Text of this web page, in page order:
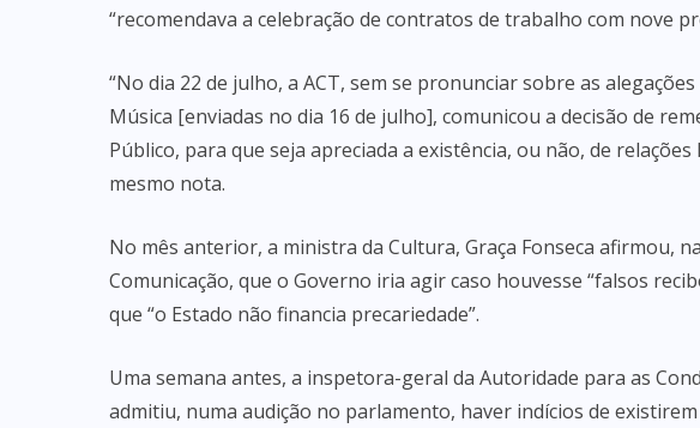
“recomendava a celebração de contratos de trabalho com nove
“No dia 22 de julho, a ACT, sem se pronunciar sobre as
Música [enviadas no dia 16 de julho], comunicou a decisão de
Público, para que seja apreciada a existência, ou não, de
mesmo nota.
No mês anterior, a ministra da Cultura, Graça Fonseca afirmou,
Comunicação, que o Governo iria agir caso houvesse “falsos
que “o Estado não financia precariedade”.
Uma semana antes, a inspetora-geral da Autoridade para as
admitiu, numa audição no parlamento, haver indícios de